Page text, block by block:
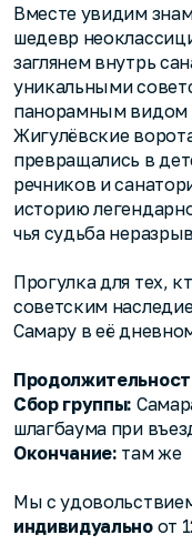
Вместе увидим
шедевр
заглянем внутрь
уникальными
панорамным видом
Жигулёвские
превращались в
речников и
историю
чья судьба
Прогулка для тех,
советским
Самару в её
Сбор группы:
шлагбаума при
Окончание: там же
Мы с
индивидуальноот